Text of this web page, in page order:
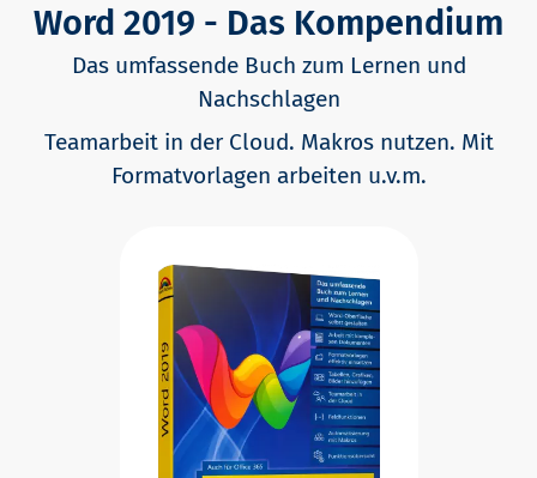
Word 2019 - Das Kompendium
Das umfassende Buch zum Lernen und
Nachschlagen
Teamarbeit in der Cloud. Makros nutzen. Mit
Formatvorlagen arbeiten u.v.m.